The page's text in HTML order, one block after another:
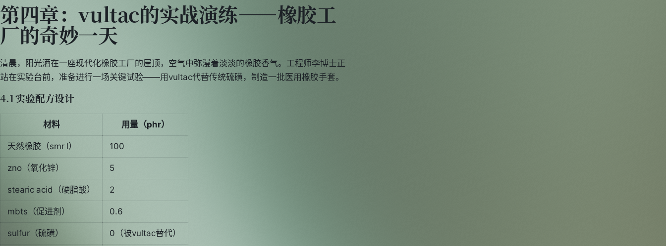
第四章：vultac的实战演练——橡胶工
厂的奇妙一天
清晨，阳光洒在一座现代化橡胶工厂的屋顶，空气中弥漫着淡淡的橡胶香气。工程师李博士正
站在实验台前，准备进行一场关键试验——用vultac代替传统硫磺，制造一批医用橡胶手套。
4.1 实验配方设计
材料
用量（phr）
天然橡胶（smr l）
100
zno（氧化锌）
5
stearic acid（硬脂酸）
2
mbts（促进剂）
0.6
sulfur（硫磺）
0（被vultac替代）